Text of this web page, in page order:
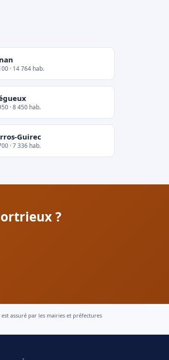
· 14 764 hab.
· 8 450 hab.
Guirec
· 7 336 hab.
?
assuré par les mairies et préfectures